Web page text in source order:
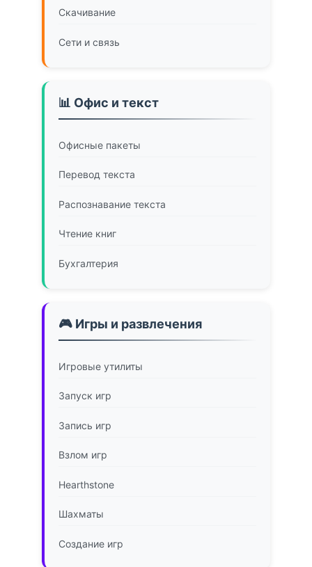
Скачивание
Сети и связь
📊 Офис и текст
Офисные пакеты
Перевод текста
Распознавание текста
Чтение книг
Бухгалтерия
🎮 Игры и развлечения
Игровые утилиты
Запуск игр
Запись игр
Взлом игр
Hearthstone
Шахматы
Создание игр